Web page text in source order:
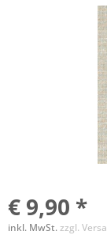
€ 9,90 *
inkl. MwSt.zzgl.